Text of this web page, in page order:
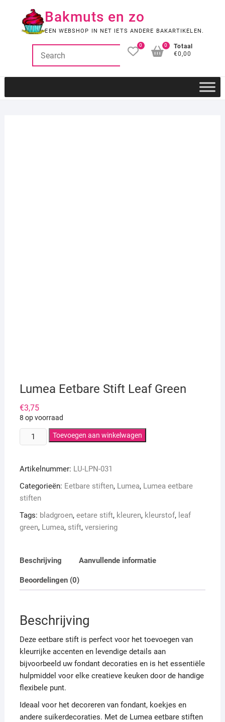
Bakmuts en zo
EEN WEBSHOP IN NET IETS ANDERE BAKARTIKELEN.
0
Totaal
€0,00
0
Lumea Eetbare Stift Leaf Green
€3,75
8 op voorraad
Lumea
Eetbare
Leaf
Green
aantal
Toevoegen aan winkelwagen
Artikelnummer: LU-LPN-031
Categorieën: Eetbare stiften, Lumea, Lumea eetbare
stiften
Tags: bladgroen, eetare stift, kleuren, kleurstof, leaf
green, Lumea, stift, versiering
Beschrijving Aanvullende informatie
Beoordelingen (0)
Beschrijving
Deze eetbare stift is perfect voor het toevoegen van
kleurrijke accenten en levendige details aan
bijvoorbeeld uw fondant decoraties en is het essentiële
hulpmiddel voor elke creatieve keuken door de handige
flexibele punt.
Ideaal voor het decoreren van fondant, koekjes en
andere suikerdecoraties. Met de Lumea eetbare stiften